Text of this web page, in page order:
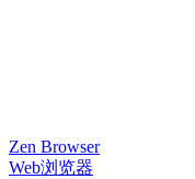
Zen Browser
Web浏览器